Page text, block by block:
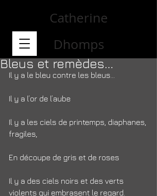
Catherine
Dhomps
Bleus et remèdes...
Il y a le bleu contre les bleus…
Il y a l’or de l’aube
Il y a les ciels de printemps, diaphanes,
fragiles,
En découpe de gris et de roses
Il y a des ciels noirs et des verts
violents qui embrasent le regard.